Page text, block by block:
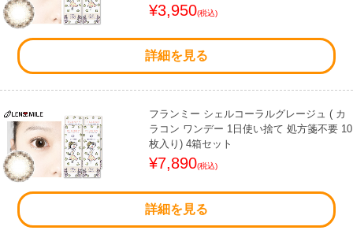
¥3,950(税込)
詳細を見る
フランミー シェルコーラルグレージュ ( カ
ラコン ワンデー 1日使い捨て 処方箋不要 10
枚入り) 4箱セット
¥7,890(税込)
詳細を見る